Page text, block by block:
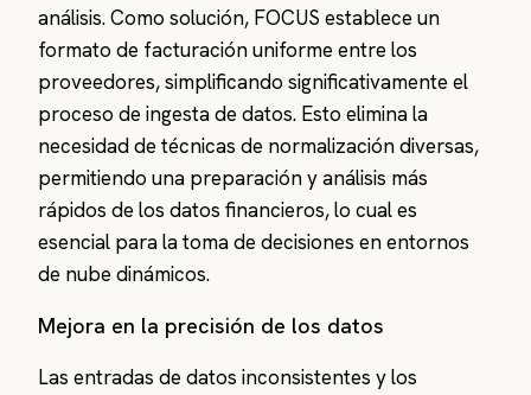
análisis. Como solución, FOCUS establece un
formato de facturación uniforme entre los
proveedores, simplificando significativamente el
proceso de ingesta de datos. Esto elimina la
necesidad de técnicas de normalización diversas,
permitiendo una preparación y análisis más
rápidos de los datos financieros, lo cual es
esencial para la toma de decisiones en entornos
de nube dinámicos.
Mejora en la precisión de los datos
Las entradas de datos inconsistentes y los